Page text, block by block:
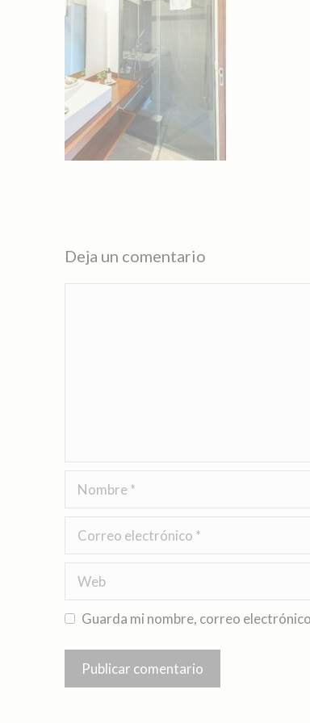
Deja un comentario
Guarda mi nombre, correo